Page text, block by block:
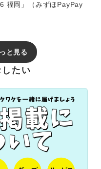
福岡」（みずほPayPay
と見る
たい